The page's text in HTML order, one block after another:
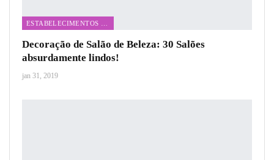
Decoração de Salão de Beleza: 30 Salões
absurdamente lindos!
jan 31, 2019